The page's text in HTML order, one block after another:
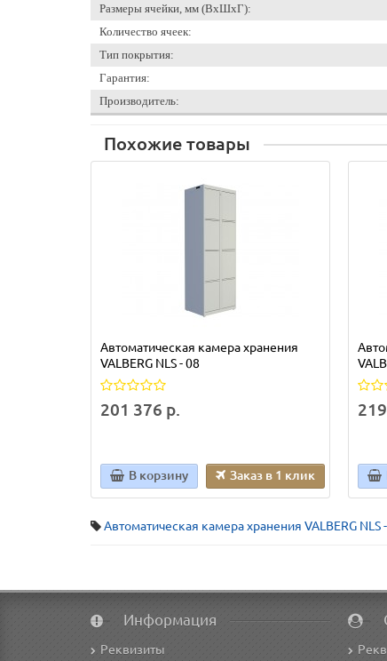
Размеры ячейки, мм (ВхШхГ):
Количество ячеек:
Тип покрытия:
Гарантия:
Производитель:
Похожие товары
Автоматическая камера хранения
VALBERG NLS - 08
201 376 р.
В корзину Заказ в 1 клик
Автоматическая камера хранения VALBERG NLS
Информация
Реквизиты